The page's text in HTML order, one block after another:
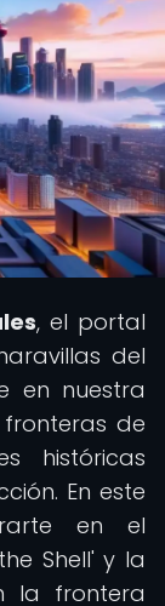
, el portal
del
en nuestra
de
históricas
En este
en el
Shell' y la
la frontera